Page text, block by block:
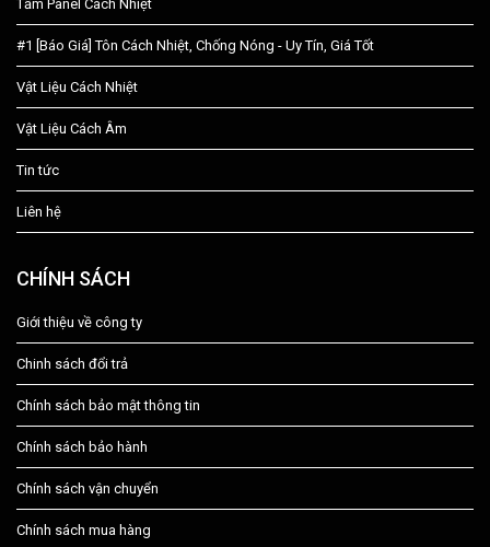
Tấm Panel Cách Nhiệt
#1 [Báo Giá] Tôn Cách Nhiệt, Chống Nóng - Uy Tín, Giá Tốt
Vật Liệu Cách Nhiệt
Vật Liệu Cách Âm
Tin tức
Liên hệ
CHÍNH SÁCH
Giới thiệu về công ty
Chinh sách đổi trả
Chính sách bảo mật thông tin
Chính sách bảo hành
Chính sách vận chuyển
Chính sách mua hàng